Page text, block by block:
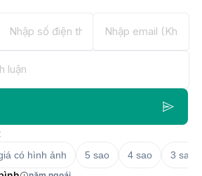
được mức giá tốt nhất thị trường.
có hình ảnh 5 sao 4 sao 3 sao